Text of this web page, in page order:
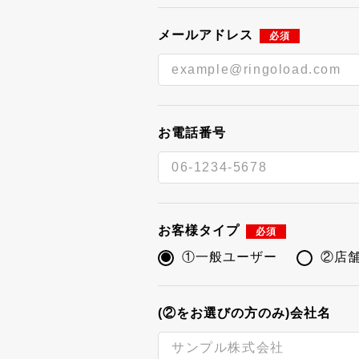
メールアドレス 必須
お電話番号
お客様タイプ 必須
①一般ユーザー ②店
(②をお選びの方のみ)会社名